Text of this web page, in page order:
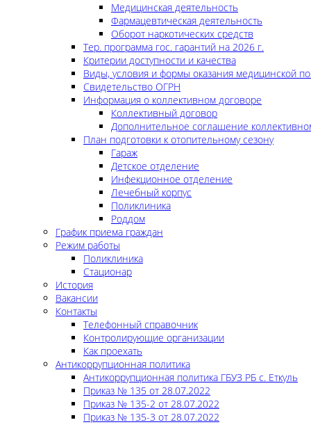
Медицинская деятельность
Фармацевтическая деятельность
Оборот наркотических средств
Тер. программа гос. гарантий на 2026 г.
Критерии доступности и качества
Виды, условия и формы оказания медицинской
Свидетельство ОГРН
Информация о коллективном договоре
Коллективный договор
Дополнительное соглашение
План подготовки к отопительному сезону
Гараж
Детское отделение
Инфекционное отделение
Лечебный корпус
Поликлиника
Роддом
График приема граждан
Режим работы
Поликлиника
Стационар
История
Вакансии
Контакты
Телефонный справочник
Контролирующие организации
Как проехать
Антикоррупционная политика
Антикоррупционная политика ГБУЗ РБ с. Еткуль
Приказ № 135 от 28.07.2022
Приказ № 135-2 от 28.07.2022
Приказ № 135-3 от 28.07.2022